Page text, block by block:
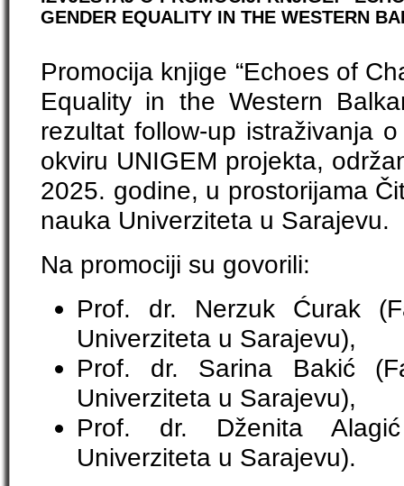
GENDER EQUALITY IN THE WESTERN
Promocija knjige “Echoes of
Equality in the Western
rezultat follow-up istraživanja
okviru UNIGEM projekta,
2025. godine, u prostorijama
nauka Univerziteta u Sarajevu.
Na promociji su govorili:
Prof. dr. Nerzuk Ćurak
Univerziteta u Sarajevu),
Prof. dr. Sarina Bakić
Univerziteta u Sarajevu),
Prof. dr. Dženita
Univerziteta u Sarajevu).